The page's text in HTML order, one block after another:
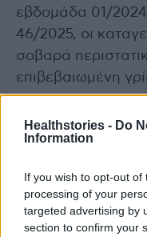
Healthstories - Do
Information
If you wish to opt-out
processing of your
targeted advertising by
section to confirm your
εβδομάδα 01/
46/2025, οι
σοβαρά
επιβεβαιωμένη
✓ Συνολικά, από
και την εβδομάδα
επιτήρησης SARI
δικτύων
δείγματα για